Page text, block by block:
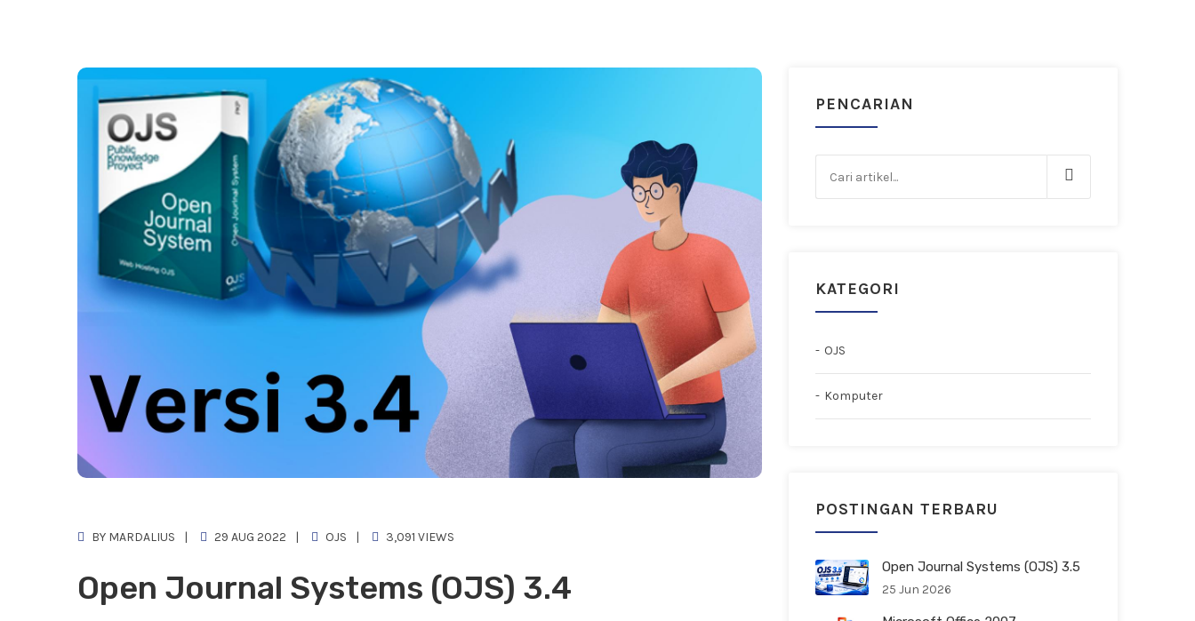
BY MARDALIUS 29 AUG 2022 OJS 3,091 VIEWS
Open Journal Systems (OJS) 3.4
PENCARIAN
KATEGORI
OJS
Komputer
POSTINGAN TERBARU
Open Journal Systems (OJS) 3.5
25 Jun 2026